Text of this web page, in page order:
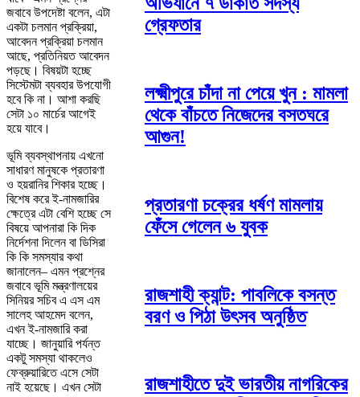
জবাবে উপদেষ্টা বলেন, এটা
একটা চলমান প্রক্রিয়া,
আবেদন প্রক্রিয়া চলমান
আছে, প্রতিনিয়ত আবেদন
পড়ছে। বিষয়টা হচ্ছে
সিস্টেমটা ব্যবহার উপযোগী
হবে কি না। আশা করছি
সেটা ১০ মার্চের আগেই
হয়ে যাবে।
ভূমি ব্যবস্থাপনায় এখনো
সাধারণ মানুষকে প্রতারণা
ও হয়রানির শিকার হচ্ছে।
বিশেষ করে ই-নামজারির
ক্ষেত্রে এটা বেশি হচ্ছে সে
বিষয়ে আপনারা কি দিক
নির্দেশনা দিলেন বা ডিসিরা
কি কি সমস্যার কথা
জানালেন– এমন প্রশ্নের
জবাবে ভূমি মন্ত্রণালয়ের
সিনিয়র সচিব এ এস এম
সালেহ আহমেদ বলেন,
এখন ই-নামজারি করা
যাচ্ছে। জানুয়ারি পর্যন্ত
একটু সমস্যা থাকলেও
ফেব্রুয়ারিতে এসে সেটা
নাই হয়েছে। এখন সেটা
গ্রেফতার
লক্ষ্মীপুরে চাঁদা না পেয়ে খুন : মামলা
থেকে বাঁচতে নিজেদের বসতঘরে
আগুন!
প্রতারণা চক্রের ধর্ষণ মামলায়
ফেঁসে গেলেন ৬ যুবক
রাজশাহী ক্যান্ট: পাবলিকে বসন্ত
বরণ ও পিঠা উৎসব অনুষ্ঠিত
রাজশাহীতে দুই ভারতীয় নাগরিকের